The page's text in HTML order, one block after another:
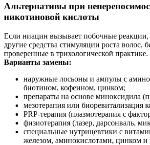
Альтернативы при
никотиновой кислоты
Если ниацин вызывает побочные
другие средства стимуляции роста волос,
проверенные в трихологической практике.
Варианты замены:
наружные лосьоны и ампулы с
биотином, кофеином, цинком;
препараты на основе миноксидила
мезотерапия или биоревитализация
PRP-терапия (плазмотерапия с
физиотерапия (лазер, дарсонваль,
специальные нутрицевтики с
железом, аминокислотами, цинком и